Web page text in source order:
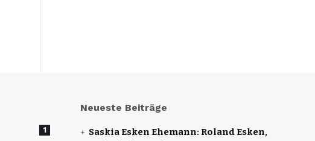
1
Neueste Beiträge
Saskia Esken Ehemann: Roland Esken,